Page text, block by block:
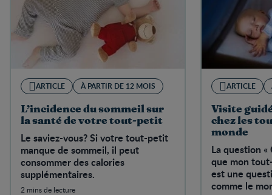
ARTICLE À PARTIR DE 12 MOIS
L’incidence du sommeil sur
la santé de votre tout-petit
Le saviez-vous? Si votre tout-petit
manque de sommeil, il peut
consommer des calories
supplémentaires.
2 mins de lecture
ARTICLE
Visite
chez les
monde
La question
que mon
est une
comme le